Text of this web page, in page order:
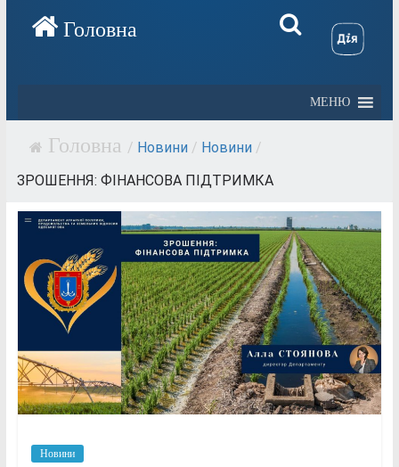
МЕНЮ
/ Новини / Новини /
ЗРОШЕННЯ: ФІНАНСОВА ПІДТРИМКА
Новини